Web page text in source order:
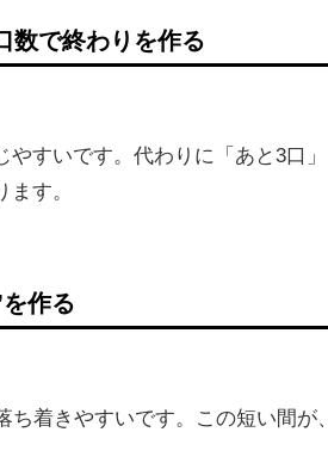
数で終わりを作る
すいです。代わりに「あと3口
す。
作る
ち着きやすいです。この短い間が